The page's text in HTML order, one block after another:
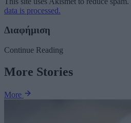
data is processed.
Διαφήμιση
Continue Reading
More Stories
More